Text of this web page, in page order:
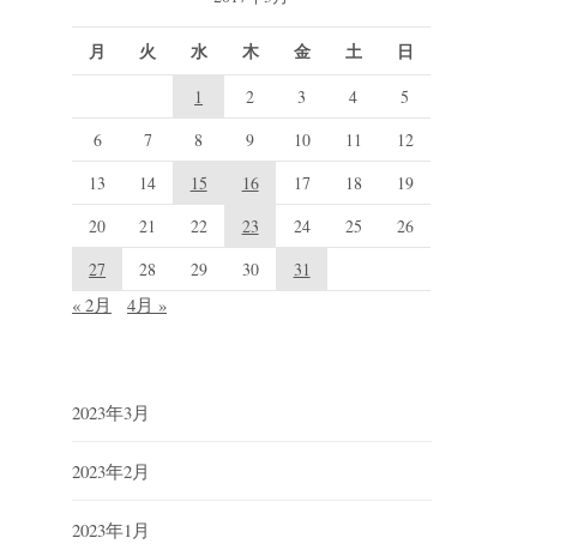
月 火 水 木 金 土 日
1 2 3 4
5
6
7 8 9 10 11
12
13
14 15 16 17 18
19
20
21 22 23 24 25
26
27
28 29 30 31
« 2月 4月 »
2023年3月
2023年2月
2023年1月